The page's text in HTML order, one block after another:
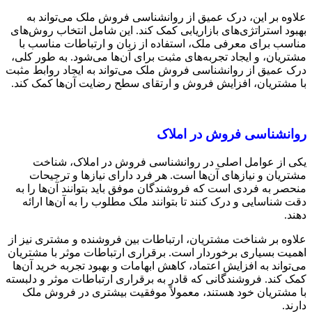
علاوه بر این، درک عمیق از روانشناسی فروش ملک می‌تواند به
بهبود استراتژی‌های بازاریابی کمک کند. این شامل انتخاب روش‌های
مناسب برای معرفی ملک، استفاده از زبان و ارتباطات مناسب با
مشتریان، و ایجاد تجربه‌های مثبت برای آن‌ها می‌شود. به طور کلی،
درک عمیق از روانشناسی فروش ملک می‌تواند به ایجاد روابط مثبت
با مشتریان، افزایش فروش و ارتقای سطح رضایت آن‌ها کمک کند.
روانشناسی فروش در املاک
یکی از عوامل اصلی در روانشناسی فروش در املاک، شناخت
مشتریان و نیازهای آن‌ها است. هر فرد دارای نیازها و ترجیحات
منحصر به فردی است که فروشندگان موفق باید بتوانند آن‌ها را به
دقت شناسایی و درک کنند تا بتوانند ملک مطلوب را به آن‌ها ارائه
دهند.
علاوه بر شناخت مشتریان، ارتباطات بین فروشنده و مشتری نیز از
اهمیت بسیاری برخوردار است. برقراری ارتباطات موثر با مشتریان
می‌تواند به افزایش اعتماد، کاهش ابهامات و بهبود تجربه خرید آن‌ها
کمک کند. فروشندگانی که قادر به برقراری ارتباطات موثر و دلبسته
با مشتریان خود هستند، معمولاً موفقیت بیشتری در فروش ملک
دارند.